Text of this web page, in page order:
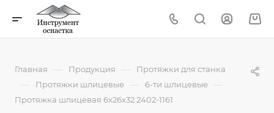
Главная — Продукция — Протяжки для станка
— Протяжки шлицевые — 6-ти шлицевые —
Протяжка шлицевая 6x26x32 2402-1161